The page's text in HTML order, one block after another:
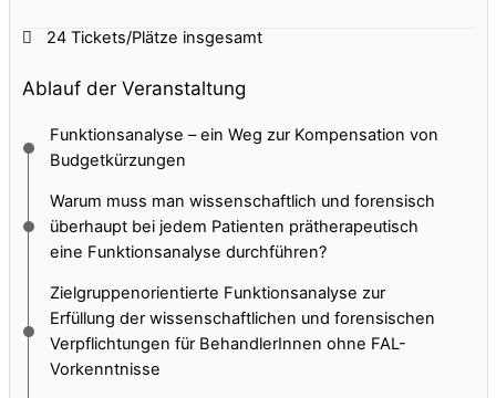
24 Tickets/Plätze insgesamt
Ablauf der Veranstaltung
Funktionsanalyse – ein Weg zur Kompensation von
Budgetkürzungen
Warum muss man wissenschaftlich und forensisch
überhaupt bei jedem Patienten prätherapeutisch
eine Funktionsanalyse durchführen?
Zielgruppenorientierte Funktionsanalyse zur
Erfüllung der wissenschaftlichen und forensischen
Verpflichtungen für BehandlerInnen ohne FAL-
Vorkenntnisse